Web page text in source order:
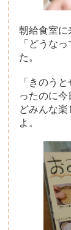
朝給食室に
「どうな
た。
「きのう
ったのに
どみんな
よ。